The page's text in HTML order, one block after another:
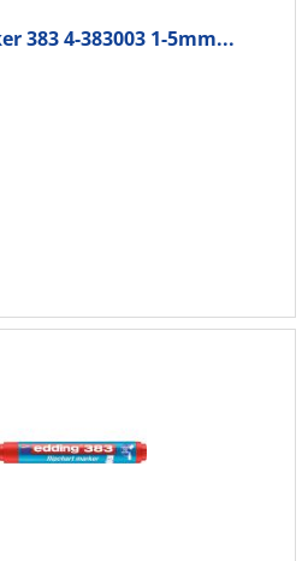
383 4-383003 1-5mm...